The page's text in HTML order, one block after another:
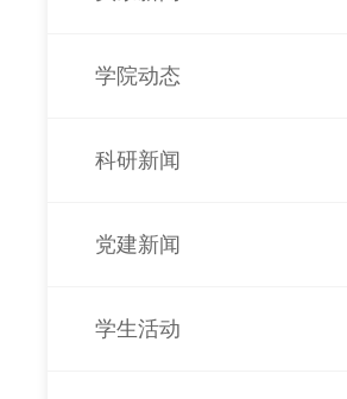
学院动态
科研新闻
党建新闻
学生活动